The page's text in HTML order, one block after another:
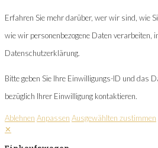
Erfahren Sie mehr darüber, wer wir sind, wie
wie wir personenbezogene Daten verarbeiten,
Datenschutzerklärung.
Bitte geben Sie Ihre Einwilligungs-ID und das
bezüglich Ihrer Einwilligung kontaktieren.
Ablehnen Anpassen Ausgewählten zustimmen
✕